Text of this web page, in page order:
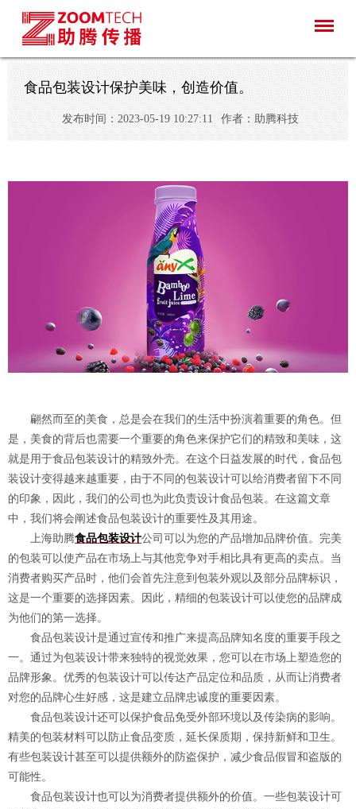
食品包装设计保护美味，创造价值。
发布时间：2023-05-19 10:27:11 作者：助腾科技
翩然而至的美食，总是会在我们的生活中扮演着重要的角色。但
是，美食的背后也需要一个重要的角色来保护它们的精致和美味，这
就是用于食品包装设计的精致外壳。在这个日益发展的时代，食品包
装设计变得越来越重要，由于不同的包装设计可以给消费者留下不同
的印象，因此，我们的公司也为此负责设计食品包装。在这篇文章
中，我们将会阐述食品包装设计的重要性及其用途。
上海助腾食品包装设计公司可以为您的产品增加品牌价值。完美
的包装可以使产品在市场上与其他竞争对手相比具有更高的卖点。当
消费者购买产品时，他们会首先注意到包装外观以及部分品牌标识，
这是一个重要的选择因素。因此，精细的包装设计可以使您的品牌成
为他们的第一选择。
食品包装设计是通过宣传和推广来提高品牌知名度的重要手段之
一。通过为包装设计带来独特的视觉效果，您可以在市场上塑造您的
品牌形象。优秀的包装设计可以传达产品定位和品质，从而让消费者
对您的品牌心生好感，这是建立品牌忠诚度的重要因素。
食品包装设计还可以保护食品免受外部环境以及传染病的影响。
精美的包装材料可以防止食品变质，延长保质期，保持新鲜和卫生。
有些包装设计甚至可以提供额外的防盗保护，减少食品假冒和盗版的
可能性。
食品包装设计也可以为消费者提供额外的价值。一些包装设计可